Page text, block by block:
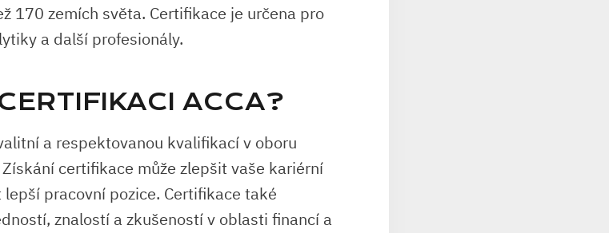
170 zemích světa. Certifikace je určena pro
a další profesionály.
ACCA?
a respektovanou kvalifikací v oboru
certifikace může zlepšit vaše kariérní
pracovní pozice. Certifikace také
znalostí a zkušeností v oblasti financí a